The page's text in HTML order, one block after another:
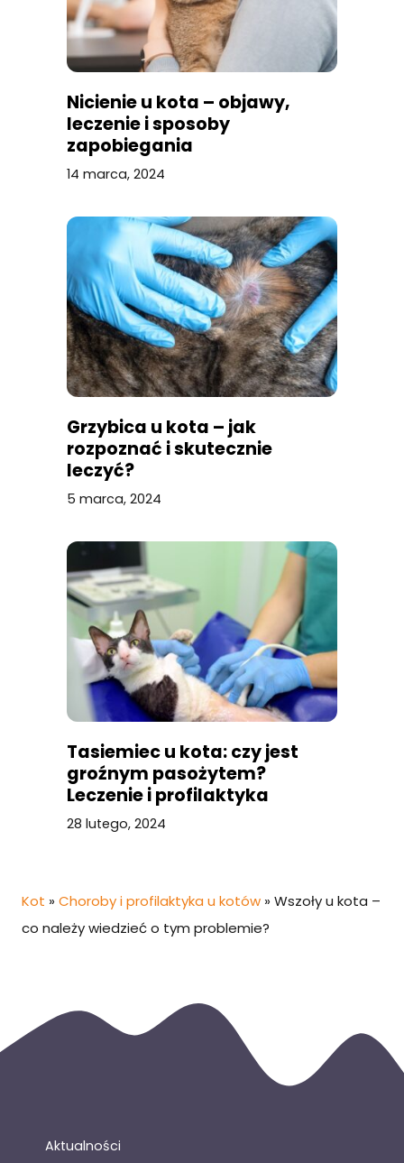
Nicienie u kota – objawy,
leczenie i sposoby
zapobiegania
14 marca, 2024
Grzybica u kota – jak
rozpoznać i skutecznie
leczyć?
5 marca, 2024
Tasiemiec u kota: czy jest
groźnym pasożytem?
Leczenie i profilaktyka
28 lutego, 2024
Kot » Choroby i profilaktyka u kotów » Wszoły u kota –
co należy wiedzieć o tym problemie?
Aktualności